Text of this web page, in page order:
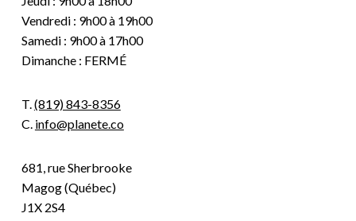
Vendredi : 9h00 à 19h00
Samedi : 9h00 à 17h00
Dimanche : FERMÉ
T.(819) 843-8356
C. info@planete.co
681, rue Sherbrooke
Magog (Québec)
J1X 2S4